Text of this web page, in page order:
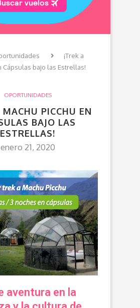
¡Trek a
Cápsulas bajo las Estrellas!
OPORTUNIDADES
MACHU PICCHU EN
BAJO LAS
ESTRELLAS!
enero 21, 2020
aventura en la